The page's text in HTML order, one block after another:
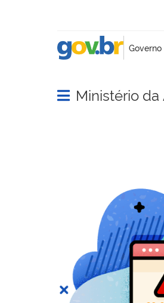
Abrir menu principal
Ministério